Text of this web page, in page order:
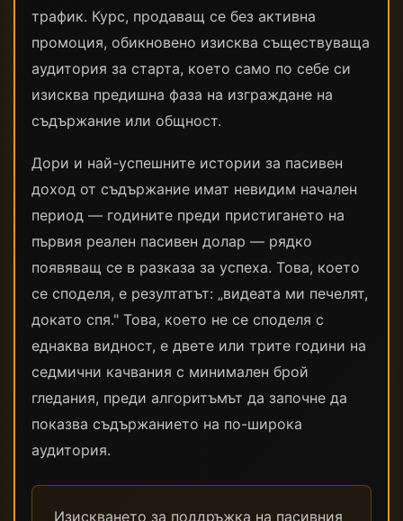
трафик. Курс, продаващ се без активна
промоция, обикновено изисква съществуваща
аудитория за старта, което само по себе си
изисква предишна фаза на изграждане на
съдържание или общност.
Дори и най-успешните истории за пасивен
доход от съдържание имат невидим начален
период — годините преди пристигането на
първия реален пасивен долар — рядко
появяващ се в разказа за успеха. Това, което
се споделя, е резултатът: „видеата ми печелят,
докато спя." Това, което не се споделя с
еднаква видност, е двете или трите години на
седмични качвания с минимален брой
гледания, преди алгоритъмът да започне да
показва съдържанието на по-широка
аудитория.
Изискването за поддръжка на пасивния